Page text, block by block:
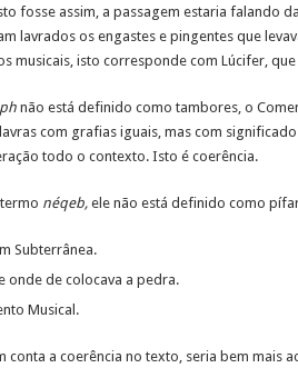
fosse assim, a passagem estaria falando
lavrados os engastes e pingentes que
musicais, isto corresponde com Lúcifer,
não está definido como tambores, o
com grafias iguais, mas com
todo o contexto. Isto é coerência.
néqeb,ele não está definido como
Subterrânea.
onde de colocava a pedra.
Musical.
conta a coerência no texto, seria bem mais